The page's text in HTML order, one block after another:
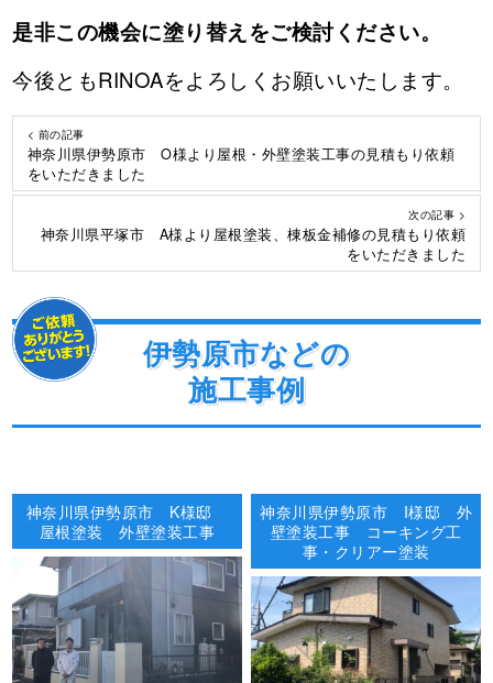
是非この機会に塗り替えをご検討ください。
今後ともRINOAをよろしくお願いいたします。
< 前の記事
神奈川県伊勢原市 O様より屋根・外壁塗装工事の見積もり依頼
をいただきました
次の記事 >
神奈川県平塚市 A様より屋根塗装、棟板金補修の見積もり依頼
をいただきました
伊勢原市などの
施工事例
神奈川県伊勢原市 K様邸
屋根塗装 外壁塗装工事
神奈川県伊勢原市 I様邸 外
壁塗装工事 コーキング工
事・クリアー塗装